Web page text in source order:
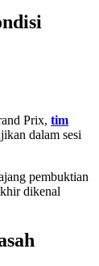
Prix, tim
dalam sesi
pembuktian
dikenal